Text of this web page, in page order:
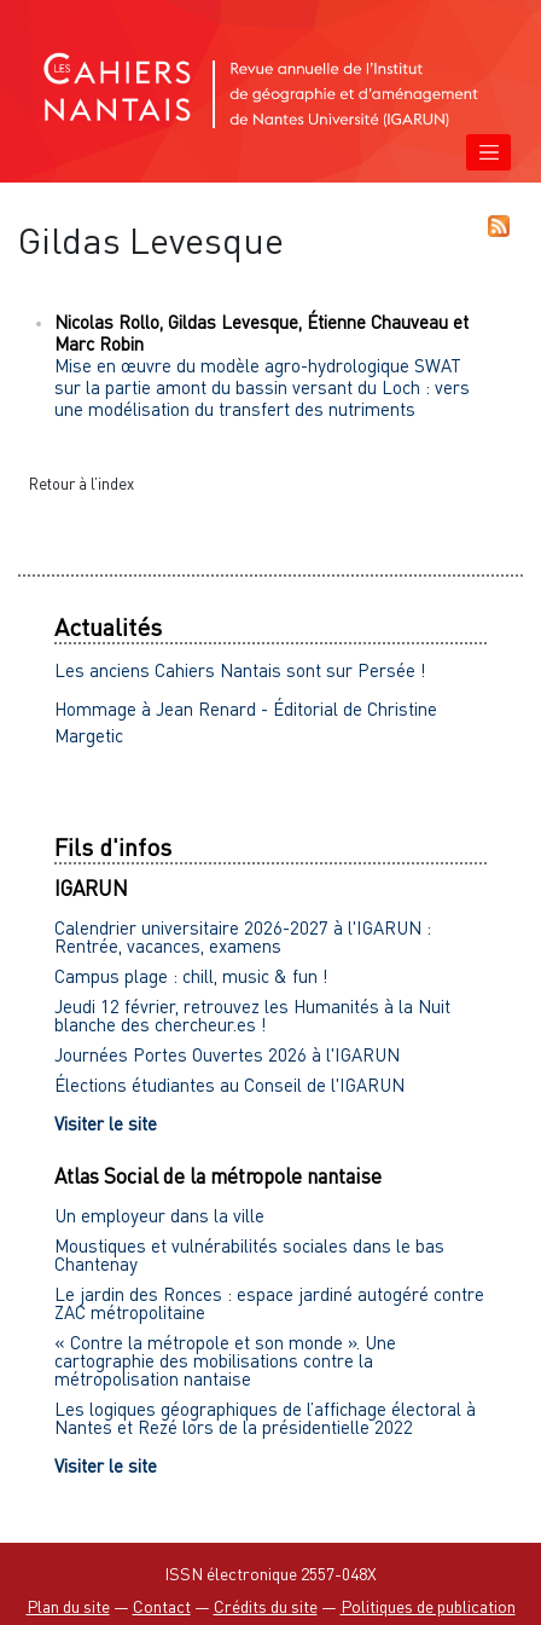
Gildas Levesque
Nicolas Rollo Gildas Levesque Étienne Chauveau et
Marc Robin
Mise en œuvre du modèle agro-hydrologique SWAT
sur la partie amont du bassin versant du Loch : vers
une modélisation du transfert des nutriments
Retour à l’index
Actualités
Les anciens Cahiers Nantais sont sur Persée !
Hommage à Jean Renard - Éditorial de Christine
Margetic
Fils d'infos
IGARUN
Calendrier universitaire 2026-2027 à l'IGARUN :
Rentrée, vacances, examens
Campus plage : chill, music & fun !
Jeudi 12 février, retrouvez les Humanités à la Nuit
blanche des chercheur.es !
Journées Portes Ouvertes 2026 à l'IGARUN
Élections étudiantes au Conseil de l'IGARUN
Visiter le site
Atlas Social de la métropole nantaise
Un employeur dans la ville
Moustiques et vulnérabilités sociales dans le bas
Chantenay
Le jardin des Ronces : espace jardiné autogéré contre
ZAC métropolitaine
« Contre la métropole et son monde ». Une
cartographie des mobilisations contre la
métropolisation nantaise
Les logiques géographiques de l’affichage électoral à
Nantes et Rezé lors de la présidentielle 2022
Visiter le site
ISSN électronique 2557-048X
Plan du site— Contact— Crédits du site— Politiques de publication